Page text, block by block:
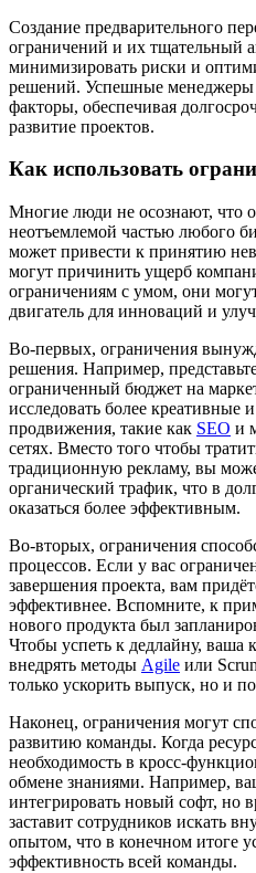
Создание предварительного
ограничений и их тщательный
минимизировать риски и
решений. Успешные менеджеры
факторы, обеспечивая
развитие проектов.
Как использовать
Многие люди не осознают, что
неотъемлемой частью любого
может привести к принятию
могут причинить ущерб
ограничениям с умом, они
двигатель для инноваций и
Во-первых, ограничения
решения. Например,
ограниченный бюджет на
исследовать более креативные
продвижения, такие как SEO и
сетях. Вместо того чтобы
традиционную рекламу, вы
органический трафик, что в
оказаться более эффективным.
Во-вторых, ограничения
процессов. Если у вас
завершения проекта, вам
эффективнее. Вспомните, к
нового продукта был
Чтобы успеть к дедлайну, ваша
внедрять методы Agile или
только ускорить выпуск, но и
Наконец, ограничения могут
развитию команды. Когда
необходимость в кросс-
обмене знаниями. Например,
интегрировать новый софт, но
заставит сотрудников искать
опытом, что в конечном итоге
эффективность всей команды.